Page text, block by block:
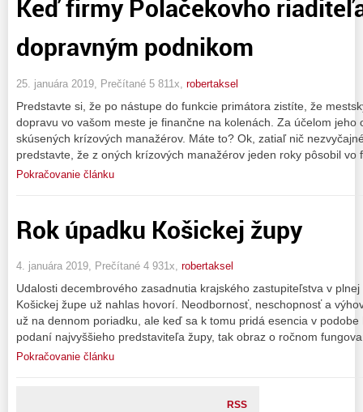
Keď firmy Polačekovho
dopravným podnikom
25. januára 2019, Prečítané 5 811x, robertaksel
Predstavte si, že po nástupe do funkcie primátora zistíte, že
dopravu vo vašom meste je finančne na kolenách. Za účelom jeho
skúsených krízových manažérov. Máte to? Ok, zatiaľ nič
predstavte, že z oných krízových manažérov jeden roky pôsobil
Pokračovanie článku
Rok úpadku Košickej župy
4. januára 2019, Prečítané 4 931x, robertaksel
Udalosti decembrového zasadnutia krajského zastupiteľstva v
Košickej župe už nahlas hovorí. Neodbornosť, neschopnosť a
už na dennom poriadku, ale keď sa k tomu pridá esencia v
podaní najvyššieho predstaviteľa župy, tak obraz o ročnom
Pokračovanie článku
RSS